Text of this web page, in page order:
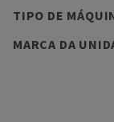
TIPO DE
MARCA DA